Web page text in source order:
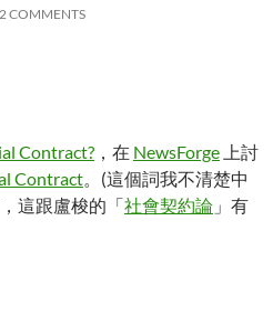
2 COMMENTS
Contract? ，在 NewsForge 上討
Contract。(這個詞我不清楚中
這跟盧梭的「社會契約論 」有